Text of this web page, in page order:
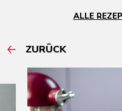
ALLE
ZURÜCK